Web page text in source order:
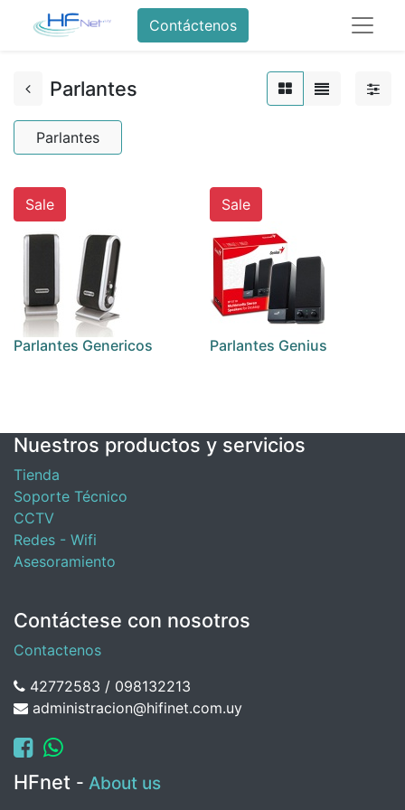
Contáctenos
Parlantes
Parlantes
Sale
Parlantes Genericos
Sale
Parlantes Genius
Nuestros productos y servicios
Tienda
Soporte Técnico
CCTV
Redes - Wifi
Asesoramiento
Contáctese con nosotros
Contactenos
42772583 / 098132213
administracion@hifinet.com.uy
HFnet - About us